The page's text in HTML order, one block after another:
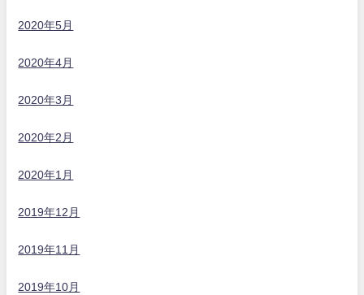
2020年5月
2020年4月
2020年3月
2020年2月
2020年1月
2019年12月
2019年11月
2019年10月